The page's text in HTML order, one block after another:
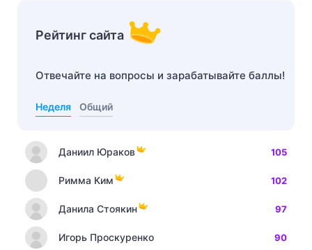
Рейтинг сайта
Отвечайте на вопросы и зарабатывайте баллы!
Неделя Общий
Даниил Юраков 105
Римма Ким 102
Данила Стоякин 97
Игорь Проскуренко 90